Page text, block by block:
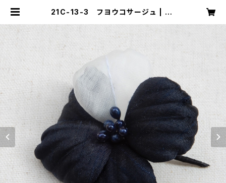
21C-13-3 フヨウコサージュ | mi